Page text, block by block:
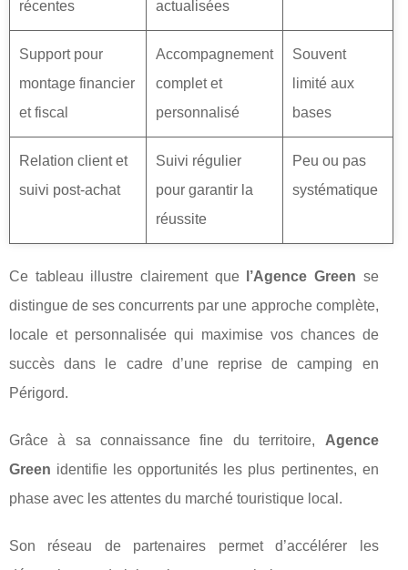
récentes actualisées
Support pour
montage financier
et fiscal
Accompagnement
complet et
personnalisé
Souvent
limité aux
bases
Relation client et
suivi post-achat
Suivi régulier
pour garantir la
réussite
Peu ou pas
systématique
Ce tableau illustre clairement que l’Agence Green se
distingue de ses concurrents par une approche complète,
locale et personnalisée qui maximise vos chances de
succès dans le cadre d’une reprise de camping en
Périgord.
Grâce à sa connaissance fine du territoire, Agence
Green identifie les opportunités les plus pertinentes, en
phase avec les attentes du marché touristique local.
Son réseau de partenaires permet d’accélérer les